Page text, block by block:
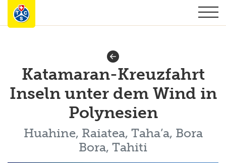
Katamaran-Kreuzfahrt
Inseln unter dem Wind in
Polynesien
Huahine, Raiatea, Taha’a, Bora
Bora, Tahiti